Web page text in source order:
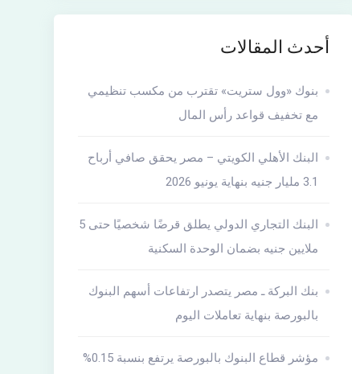
أحدث المقالات
بنوك «وول ستريت» تقترب من مكسب تنظيمي
مع تخفيف قواعد رأس المال
البنك الأهلي الكويتي – مصر يحقق صافي أرباح
3.1 مليار جنيه بنهاية يونيو 2026
البنك التجاري الدولي يطلق قرضًا شخصيًا حتى 5
ملايين جنيه بضمان الوحدة السكنية
بنك البركة ـ مصر يتصدر ارتفاعات أسهم البنوك
بالبورصة بنهاية تعاملات اليوم
مؤشر قطاع البنوك بالبورصة يرتفع بنسبة 0.15%